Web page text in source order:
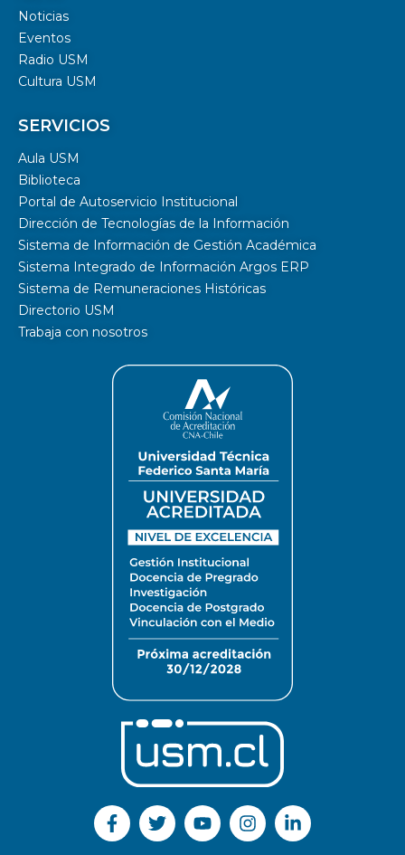
Noticias
Eventos
Radio USM
Cultura USM
SERVICIOS
Aula USM
Biblioteca
Portal de Autoservicio Institucional
Dirección de Tecnologías de la Información
Sistema de Información de Gestión Académica
Sistema Integrado de Información Argos ERP
Sistema de Remuneraciones Históricas
Directorio USM
Trabaja con nosotros